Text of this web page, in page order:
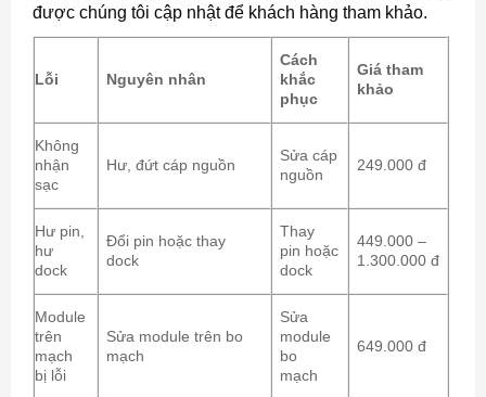
được chúng tôi cập nhật để khách hàng tham khảo.
Lỗi Nguyên nhân
Cách
khắc
phục
Giá tham
khảo
Không
nhận
sạc
Hư, đứt cáp nguồn
Sửa cáp
nguồn
249.000 đ
Hư pin,
hư
dock
Đổi pin hoặc thay
dock
Thay
pin hoặc
dock
449.000 –
1.300.000 đ
Module
trên
mạch
bị lỗi
Sửa module trên bo
mạch
Sửa
module
bo
mạch
649.000 đ